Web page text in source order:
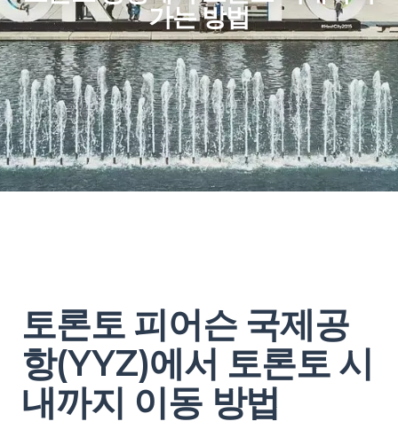
가는 방법
토론토 피어슨 국제공
항(YYZ)에서 토론토 시
내까지 이동 방법